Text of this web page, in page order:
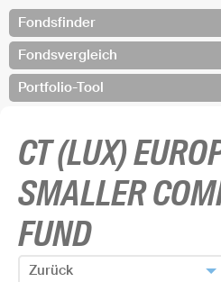
Fondsfinder
Fondsvergleich
Portfolio-Tool
CT (LUX)
SMALLER
FUND
Zurück